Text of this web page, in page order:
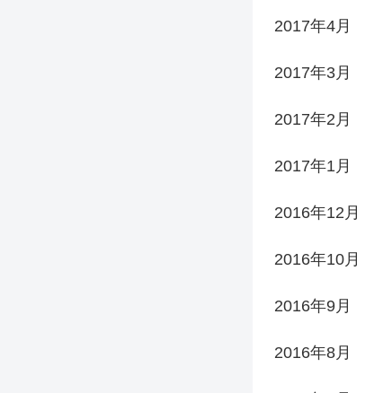
2017年4月
2017年3月
2017年2月
2017年1月
2016年12月
2016年10月
2016年9月
2016年8月